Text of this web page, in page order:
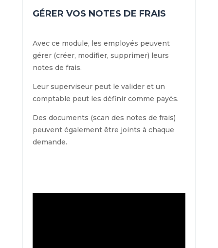
GÉRER VOS NOTES DE FRAIS
Avec ce module, les employés peuvent
gérer (créer, modifier, supprimer) leurs
notes de frais.
Leur superviseur peut le valider et un
comptable peut les définir comme payés.
Des documents (scan des notes de frais)
peuvent également être joints à chaque
demande.